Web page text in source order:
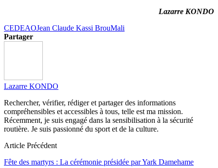
Lazarre KONDO
CEDEAOJean Claude Kassi BrouMali
Partager
Lazarre KONDO
Rechercher, vérifier, rédiger et partager des informations
compréhensibles et accessibles à tous, telle est ma mission.
Récemment, je suis engagé dans la sensibilisation à la sécurité
routière. Je suis passionné du sport et de la culture.
Article Précédent
Fête des martyrs : La cérémonie présidée par Yark Damehame